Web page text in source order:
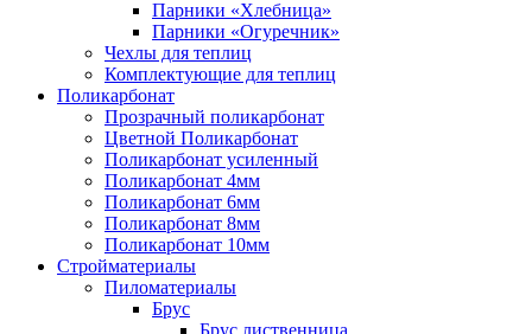
Парники «Хлебница»
Парники «Огуречник»
Чехлы для теплиц
Комплектующие для теплиц
Поликарбонат
Прозрачный поликарбонат
Цветной Поликарбонат
Поликарбонат усиленный
Поликарбонат 4мм
Поликарбонат 6мм
Поликарбонат 8мм
Поликарбонат 10мм
Стройматериалы
Пиломатериалы
Брус
Брус лиственница